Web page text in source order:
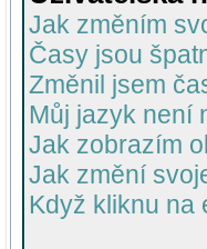
Jak změním
Časy jsou
Změnil jsem
Můj jazyk není
Jak zobrazím
Jak změní
Když kliknu na